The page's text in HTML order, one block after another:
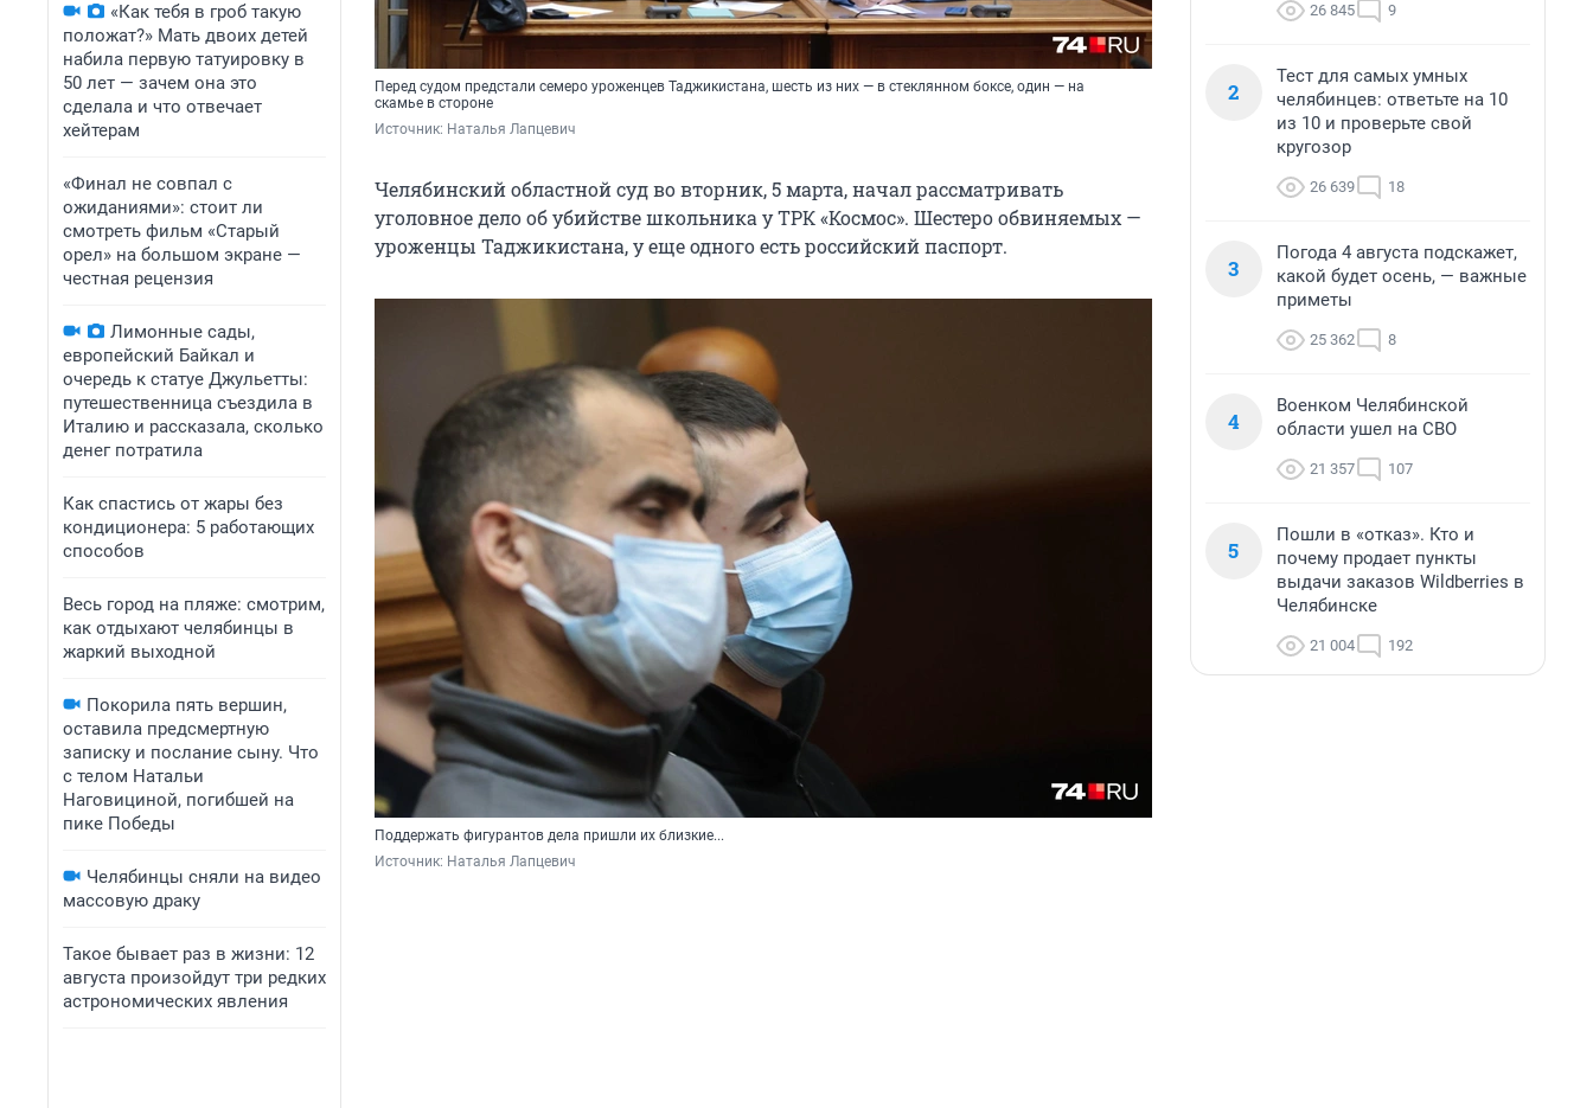
«Как тебя в гроб такую
положат?» Мать двоих детей
набила первую татуировку в
50 лет — зачем она это
сделала и что отвечает
хейтерам
«Финал не совпал с
ожиданиями»: стоит ли
смотреть фильм «Старый
орел» на большом экране —
честная рецензия
Лимонные сады,
европейский Байкал и
очередь к статуе Джульетты:
путешественница съездила в
Италию и рассказала, сколько
денег потратила
Как спастись от жары без
кондиционера: 5 работающих
способов
Весь город на пляже: смотрим,
как отдыхают челябинцы в
жаркий выходной
Покорила пять вершин,
оставила предсмертную
записку и послание сыну. Что
с телом Натальи
Наговициной, погибшей на
пике Победы
Челябинцы сняли на видео
массовую драку
Такое бывает раз в жизни: 12
августа произойдут три редких
астрономических явления
Перед судом предстали семеро уроженцев Таджикистана, шесть из них — в стеклянном боксе, один — на
скамье в стороне
Источник: Наталья Лапцевич
Челябинский областной суд во вторник, 5 марта, начал рассматривать
уголовное дело об убийстве школьника у ТРК «Космос». Шестеро обвиняемых —
уроженцы Таджикистана, у еще одного есть российский паспорт.
Поддержать фигурантов дела пришли их близкие...
Источник: Наталья Лапцевич
26 845 9
2
Тест для самых умных
челябинцев: ответьте на 10
из 10 и проверьте свой
кругозор
26 639 18
3
Погода 4 августа подскажет,
какой будет осень, — важные
приметы
25 362 8
4
Военком Челябинской
области ушел на СВО
21 357 107
5
Пошли в «отказ». Кто и
почему продает пункты
выдачи заказов Wildberries в
Челябинске
21 004 192